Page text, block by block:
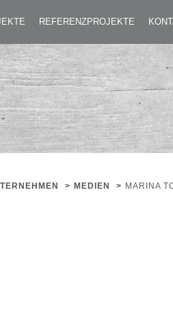
REFERENZPROJEKTE
> MEDIEN > MARINA